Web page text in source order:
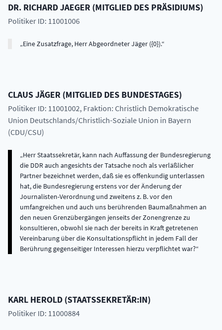
DR. RICHARDJAEGER (MITGLIED DES PRÄSIDIUMS)
Politiker ID: 11001006
Eine Zusatzfrage, Herr Abgeordneter Jäger ({0}).
CLAUSJÄGER (MITGLIED DES BUNDESTAGES)
Politiker ID: 11001002, Fraktion: Christlich Demokratische
Union Deutschlands/Christlich-Soziale Union in Bayern
(CDU/CSU)
Herr Staatssekretär, kann nach Auffassung der Bundesregierung
die DDR auch angesichts der Tatsache noch als verläßlicher
Partner bezeichnet werden, daß sie es offenkundig unterlassen
hat, die Bundesregierung erstens vor der Änderung der
Journalisten-Verordnung und zweitens z. B. vor den
umfangreichen und auch uns berührenden Baumaßnahmen an
den neuen Grenzübergängen jenseits der Zonengrenze zu
konsultieren, obwohl sie nach der bereits in Kraft getretenen
Vereinbarung über die Konsultationspflicht in jedem Fall der
Berührung gegenseitiger Interessen hierzu verpflichtet war?
KARL HEROLD (STAATSSEKRETÄR:IN)
Politiker ID: 11000884